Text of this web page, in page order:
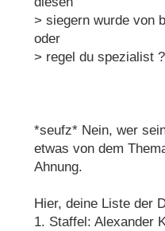
> siegern wurde von
oder
> regel du spezialist ?
*seufz* Nein, wer
etwas von dem
Ahnung.
Hier, deine Liste der
1. Staffel: Alexander